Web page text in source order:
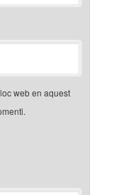
web en aquest